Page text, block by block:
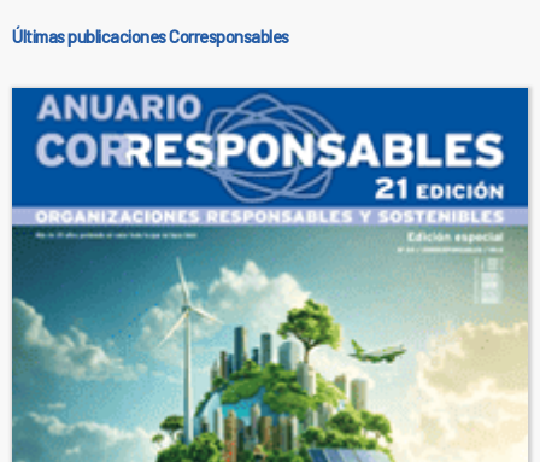
Últimas publicaciones Corresponsables